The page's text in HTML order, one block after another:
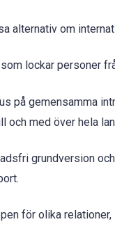
alternativ om
lockar personer
på gemensamma
och med över hela
grundversion
för olika relationer,